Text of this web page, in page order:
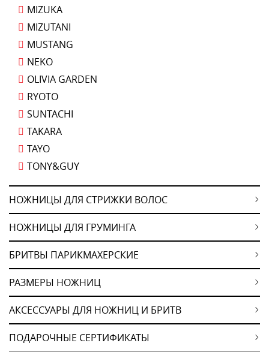
MIZUKA
MIZUTANI
MUSTANG
NEKO
OLIVIA GARDEN
RYOTO
SUNTACHI
TAKARA
TAYO
TONY&GUY
НОЖНИЦЫ ДЛЯ СТРИЖКИ ВОЛОС
НОЖНИЦЫ ДЛЯ ГРУМИНГА
БРИТВЫ ПАРИКМАХЕРСКИЕ
РАЗМЕРЫ НОЖНИЦ
АКСЕССУАРЫ ДЛЯ НОЖНИЦ И БРИТВ
ПОДАРОЧНЫЕ СЕРТИФИКАТЫ